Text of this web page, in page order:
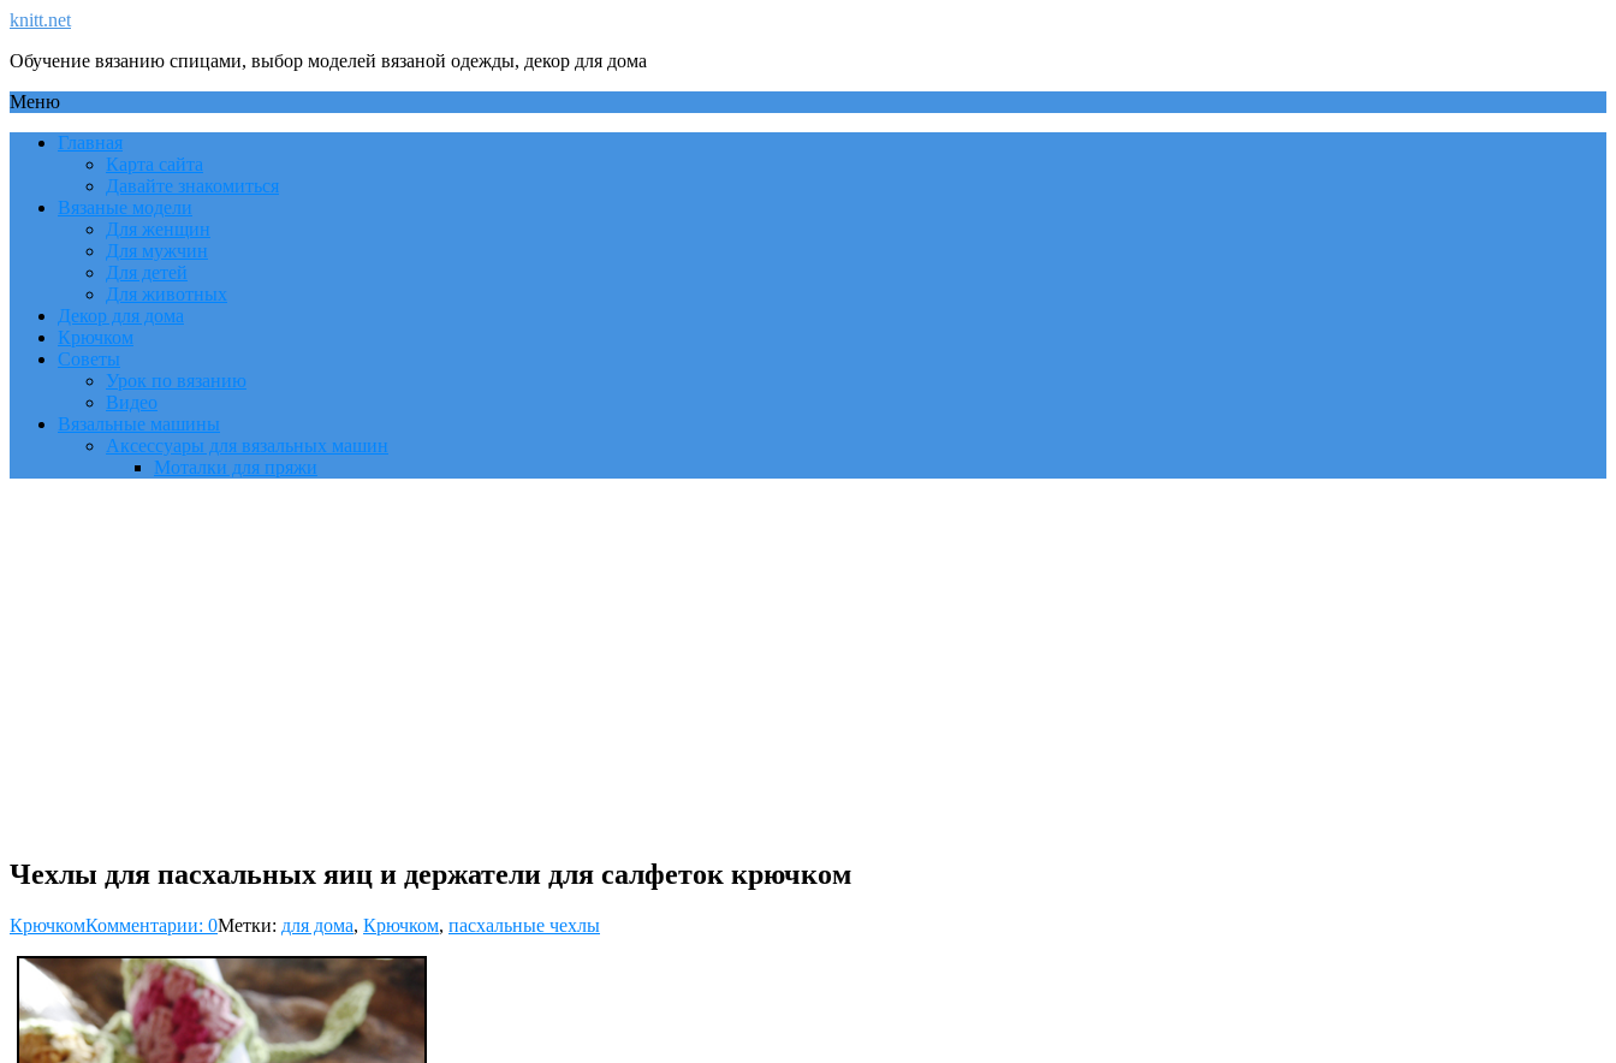
knitt.net
Обучение вязанию спицами, выбор моделей вязаной одежды, декор для дома
Меню
Главная
Карта сайта
Давайте знакомиться
Вязаные модели
Для женщин
Для мужчин
Для детей
Для животных
Декор для дома
Крючком
Советы
Урок по вязанию
Видео
Вязальные машины
Аксессуары для вязальных машин
Моталки для пряжи
Чехлы для пасхальных яиц и держатели для салфеток крючком
КрючкомКомментарии: 0Метки: для дома, Крючком, пасхальные чехлы